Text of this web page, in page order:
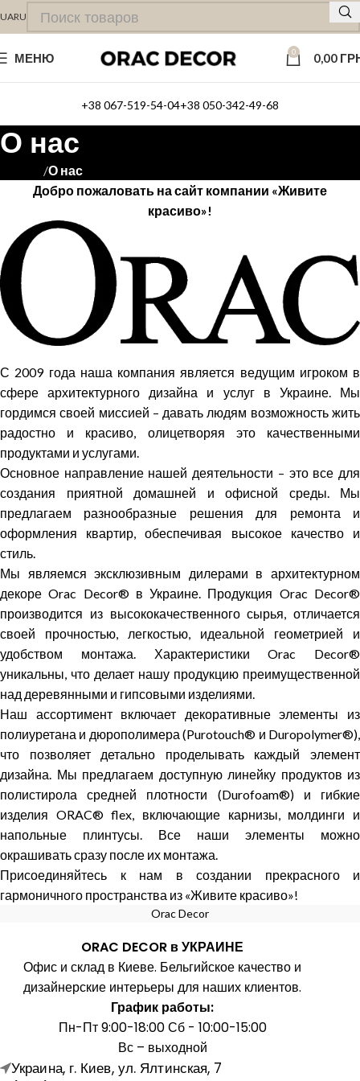
UARU
МЕНЮ 0 0,00
+38 067-519-54-04+38 050-342-49-68
О нас
О нас
Добро пожаловать на сайт компании «Живите
красиво»!
С 2009 года наша компания является ведущим игроком в
сфере архитектурного дизайна и услуг в Украине. Мы
гордимся своей миссией – давать людям возможность жить
радостно и красиво, олицетворяя это качественными
продуктами и услугами.
Основное направление нашей деятельности – это все для
создания приятной домашней и офисной среды. Мы
предлагаем разнообразные решения для ремонта и
оформления квартир, обеспечивая высокое качество и
стиль.
Мы являемся эксклюзивным дилерами в архитектурном
декоре Orac Decor® в Украине. Продукция Orac Decor®
производится из высококачественного сырья, отличается
своей прочностью, легкостью, идеальной геометрией и
удобством монтажа. Характеристики Orac Decor®
уникальны, что делает нашу продукцию преимущественной
над деревянными и гипсовыми изделиями.
Наш ассортимент включает декоративные элементы из
полиуретана и дюрополимера (Purotouch® и Duropolymer®),
что позволяет детально проделывать каждый элемент
дизайна. Мы предлагаем доступную линейку продуктов из
полистирола средней плотности (Durofoam®) и гибкие
изделия ORAC® flex, включающие карнизы, молдинги и
напольные плинтусы. Все наши элементы можно
окрашивать сразу после их монтажа.
Присоединяйтесь к нам в создании прекрасного и
гармоничного пространства из «Живите красиво»!
Orac Decor
ORAC DECOR в УКРАИНЕ
Офис и склад в Киеве. Бельгийское качество и
дизайнерские интерьеры для наших клиентов.
График работы:
Пн-Пт 9:00-18:00 Сб - 10:00-15:00
Вс – выходной
Украина, г. Киев, ул. Ялтинская, 7